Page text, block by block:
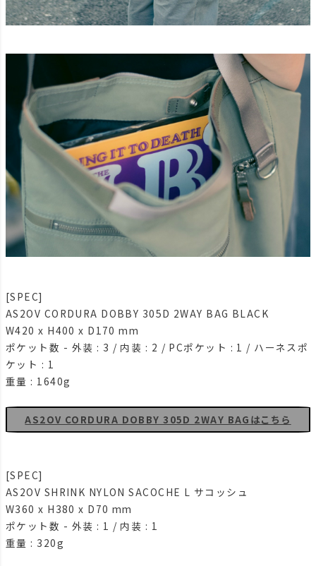
[SPEC]
AS2OV CORDURA DOBBY 305D 2WAY BAG BLACK
W420 x H400 x D170 mm
ポケット数 - 外装 : 3 / 内装 : 2 / PCポケット : 1 / ハーネスポ
ケット : 1
重量 : 1640g
AS2OV CORDURA DOBBY 305D 2WAY BAGはこちら
[SPEC]
AS2OV SHRINK NYLON SACOCHE L サコッシュ
W360 x H380 x D70 mm
ポケット数 - 外装 : 1 / 内装 : 1
重量 : 320g